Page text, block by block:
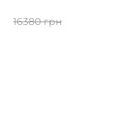
16380 грн